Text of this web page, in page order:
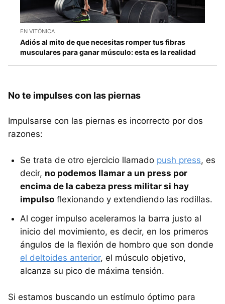
EN VITÓNICA
Adiós al mito de que necesitas romper tus fibras
musculares para ganar músculo: esta es la realidad
No te impulses con las piernas
Impulsarse con las piernas es incorrecto por dos
razones:
Se trata de otro ejercicio llamado push press, es
decir, no podemos llamar a un press por
encima de la cabeza press militar si hay
impulso flexionando y extendiendo las rodillas.
Al coger impulso aceleramos la barra justo al
inicio del movimiento, es decir, en los primeros
ángulos de la flexión de hombro que son donde
el deltoides anterior, el músculo objetivo,
alcanza su pico de máxima tensión.
Si estamos buscando un estímulo óptimo para